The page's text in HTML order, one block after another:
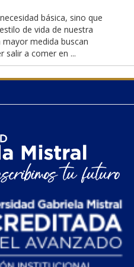
básica, sino que
de vida de nuestra
mayor medida buscan
salir a comer en ...